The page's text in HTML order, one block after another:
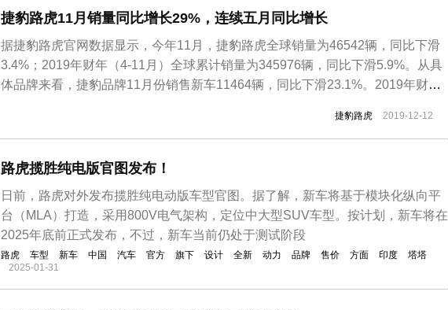
捷豹路虎11月销量同比增长29%，连续五月同比增长
据捷豹路虎官网数据显示，今年11月，捷豹路虎全球销量为46542辆，同比下滑
3.4%；2019年财年（4-11月）全球累计销量为345976辆，同比下滑5.9%。从具
体品牌来看，捷豹品牌11月份销售新车11464辆，同比下滑23.1%。2019年财年
捷豹路虎 2019-12-12
路虎揽胜纯电版官图发布！
日前，路虎对外发布揽胜纯电动版车型官图。据了解，新车将基于模块化纵向平
台（MLA）打造，采用800V电气架构，定位中大型SUV车型。按计划，新车将在
2025年底前正式发布，不过，新车当前仍处于测试阶段
路虎 车型 新车 中国 汽车 官方 旗下 设计 全新 动力 品牌 售价 方面 印度
塔塔
2025-01-31